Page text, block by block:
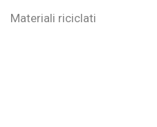
Materiali riciclati